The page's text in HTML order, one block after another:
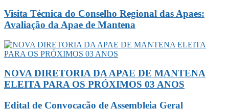
Visita Técnica do Conselho Regional das Apaes:
Avaliação da Apae de Mantena
NOVA DIRETORIA DA APAE DE MANTENA
ELEITA PARA OS PRÓXIMOS 03 ANOS
Edital de Convocação de Assembleia Geral